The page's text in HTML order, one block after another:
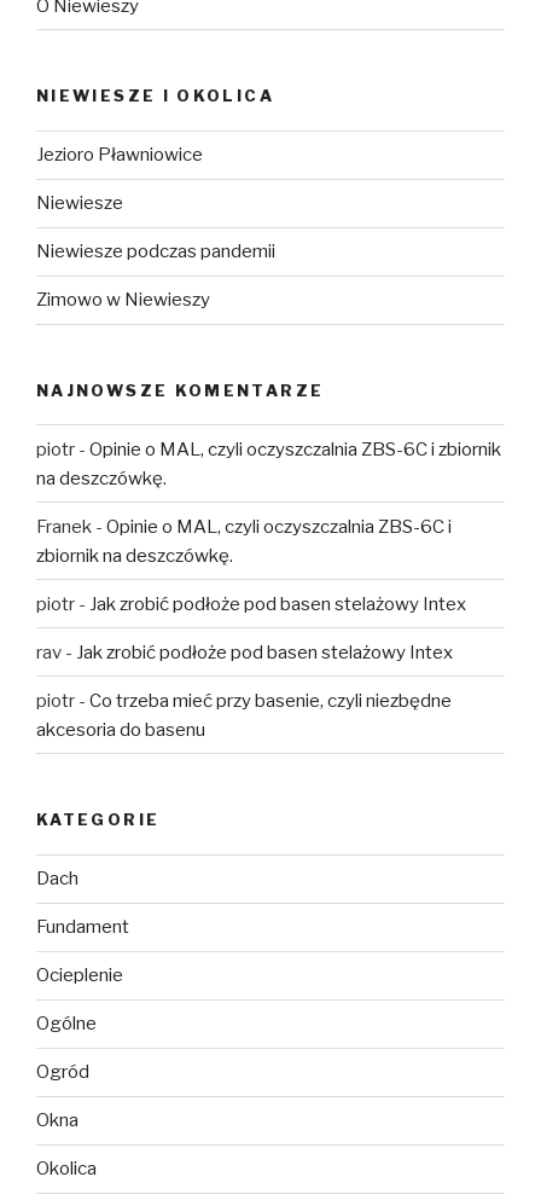
O Niewieszy
NIEWIESZE I OKOLICA
Jezioro Pławniowice
Niewiesze
Niewiesze podczas pandemii
Zimowo w Niewieszy
NAJNOWSZE KOMENTARZE
piotr - Opinie o MAL, czyli oczyszczalnia ZBS-6C i zbiornik
na deszczówkę.
Franek - Opinie o MAL, czyli oczyszczalnia ZBS-6C i
zbiornik na deszczówkę.
piotr - Jak zrobić podłoże pod basen stelażowy Intex
rav - Jak zrobić podłoże pod basen stelażowy Intex
piotr - Co trzeba mieć przy basenie, czyli niezbędne
akcesoria do basenu
KATEGORIE
Dach
Fundament
Ocieplenie
Ogólne
Ogród
Okna
Okolica